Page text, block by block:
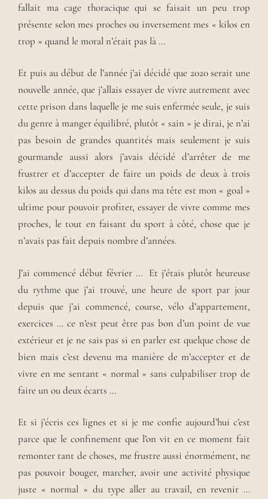
fallait ma cage thoracique qui se faisait un peu trop
présente selon mes proches ou inversement mes « kilos en
trop » quand le moral n’était pas là …
Et puis au début de l’année j’ai décidé que 2020 serait une
nouvelle année, que j’allais essayer de vivre autrement avec
cette prison dans laquelle je me suis enfermée seule, je suis
du genre à manger équilibré, plutôt « sain » je dirai, je n’ai
pas besoin de grandes quantités mais seulement je suis
gourmande aussi alors j’avais décidé d’arrêter de me
frustrer et d’accepter de faire un poids de deux à trois
kilos au dessus du poids qui dans ma tête est mon « goal »
ultime pour pouvoir profiter, essayer de vivre comme mes
proches, le tout en faisant du sport à côté, chose que je
n’avais pas fait depuis nombre d’années.
J’ai commencé début février … Et j’étais plutôt heureuse
du rythme que j’ai trouvé, une heure de sport par jour
depuis que j’ai commencé, course, vélo d’appartement,
exercices … ce n’est peut être pas bon d’un point de vue
extérieur et je ne sais pas si en parler est quelque chose de
bien mais c’est devenu ma manière de m’accepter et de
vivre en me sentant « normal » sans culpabiliser trop de
faire un ou deux écarts …
Et si j’écris ces lignes et si je me confie aujourd’hui c’est
parce que le confinement que l’on vit en ce moment fait
remonter tant de choses, me frustre aussi énormément, ne
pas pouvoir bouger, marcher, avoir une activité physique
juste « normal » du type aller au travail, en revenir …